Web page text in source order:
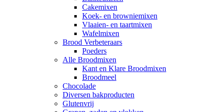
Cakemixen
Koek- en browniemixen
Vlaaien- en taartmixen
Wafelmixen
Brood Verbeteraars
Poeders
Alle Broodmixen
Kant en Klare Broodmixen
Broodmeel
Chocolade
Diversen bakproducten
Glutenvrij